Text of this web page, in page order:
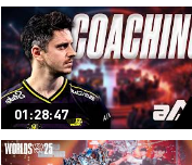
01:28:47